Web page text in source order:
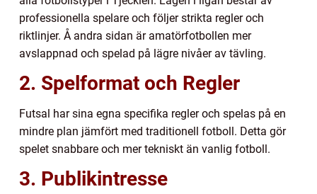
professionella spelare och följer strikta regler och
riktlinjer. Å andra sidan är amatörfotbollen mer
avslappnad och spelad på lägre nivåer av tävling.
2. Spelformat och Regler
Futsal har sina egna specifika regler och spelas på en
mindre plan jämfört med traditionell fotboll. Detta gör
spelet snabbare och mer tekniskt än vanlig fotboll.
3. Publikintresse